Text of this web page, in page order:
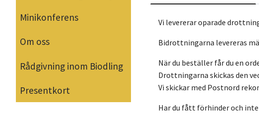
Minikonferens
Om oss
Rådgivning inom Biodling
Presentkort
Vi levererar oparade
Bidrottningarna levereras
När du beställer får du en
Drottningarna skickas den
Vi skickar med Postnord
Har du fått förhinder och